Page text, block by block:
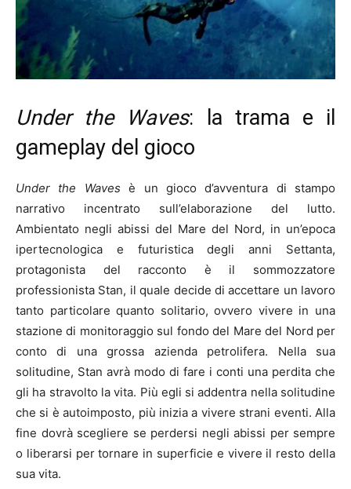
Under the Waves: la trama e il
gameplay del gioco
Under the Waves è un gioco d’avventura di stampo
narrativo incentrato sull’elaborazione del lutto.
Ambientato negli abissi del Mare del Nord, in un’epoca
ipertecnologica e futuristica degli anni Settanta,
protagonista del racconto è il sommozzatore
professionista Stan, il quale decide di accettare un lavoro
tanto particolare quanto solitario, ovvero vivere in una
stazione di monitoraggio sul fondo del Mare del Nord per
conto di una grossa azienda petrolifera. Nella sua
solitudine, Stan avrà modo di fare i conti una perdita che
gli ha stravolto la vita. Più egli si addentra nella solitudine
che si è autoimposto, più inizia a vivere strani eventi. Alla
fine dovrà scegliere se perdersi negli abissi per sempre
o liberarsi per tornare in superficie e vivere il resto della
sua vita.